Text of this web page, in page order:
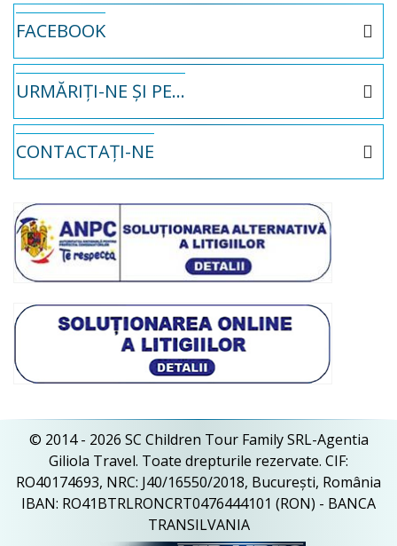
FACEBOOK
URMĂRIȚI-NE ȘI PE...
CONTACTAȚI-NE
© 2014 - 2026 SC Children Tour Family SRL-Agentia
Giliola Travel. Toate drepturile rezervate. CIF:
RO40174693, NRC: J40/16550/2018, București, România
IBAN: RO41BTRLRONCRT0476444101 (RON) - BANCA
TRANSILVANIA